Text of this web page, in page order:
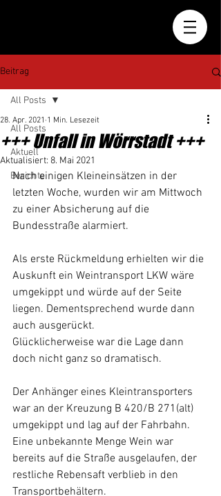
Beitrag
All Posts
Aktuell
Berichte
All Posts
+++ Unfall in Wörrstadt +++
28. Apr. 2021 1 Min. Lesezeit
Aktualisiert: 8. Mai 2021
Nach einigen Kleineinsätzen in der
letzten Woche, wurden wir am Mittwoch
zu einer Absicherung auf die
Bundesstraße alarmiert.
Als erste Rückmeldung erhielten wir die
Auskunft ein Weintransport LKW wäre
umgekippt und würde auf der Seite
liegen. Dementsprechend wurde dann
auch ausgerückt.
Glücklicherweise war die Lage dann
doch nicht ganz so dramatisch.
Der Anhänger eines Kleintransporters
war an der Kreuzung B 420/B 271(alt)
umgekippt und lag auf der Fahrbahn.
Eine unbekannte Menge Wein war
bereits auf die Straße ausgelaufen, der
restliche Rebensaft verblieb in den
Transportbehältern.